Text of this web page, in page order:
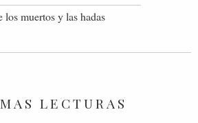
los muertos y las hadas
LECTURAS